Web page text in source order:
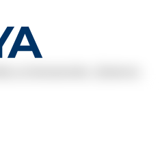
próximamente. ¡Estamos